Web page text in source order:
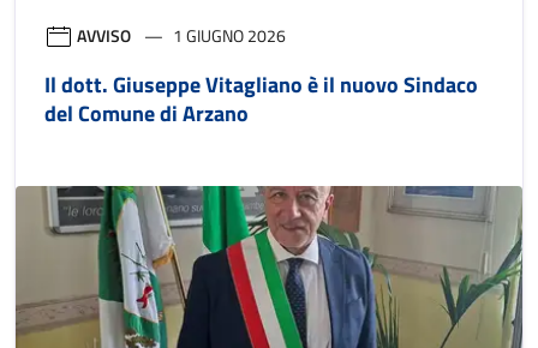
AVVISO 1 GIUGNO 2026
Il dott. Giuseppe Vitagliano è il nuovo Sindaco
del Comune di Arzano